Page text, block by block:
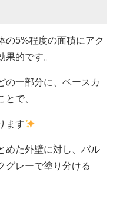
の5%程度の面積にアク
的です。
の一部分に、ベースカ
で、
ます
めた外壁に対し、バル
グレーで塗り分ける